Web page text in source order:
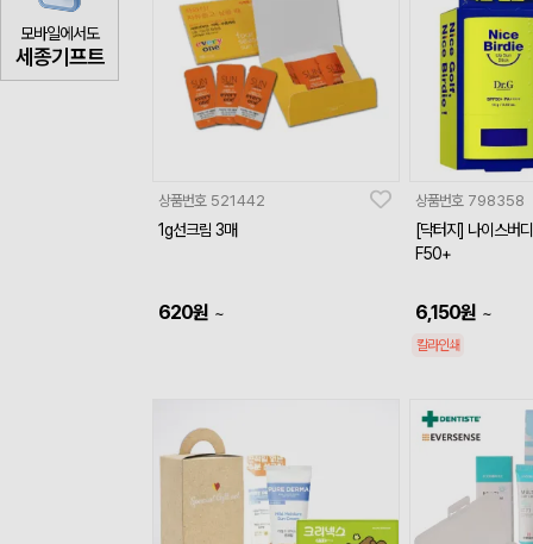
모바일에서도
세종기프트
상품번호 521442
1g선크림 3매
620원 ~
상품번호 798358
[닥터지] 나이스버
F50+
6,150원 ~
칼라인쇄